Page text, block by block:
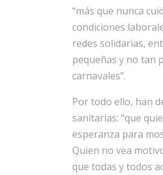
“más que nunca
condiciones
redes solidarias,
pequeñas y no tan
carnavales”.
Por todo ello, han
sanitarias: “que
esperanza para
Quien no vea
que todas y todos